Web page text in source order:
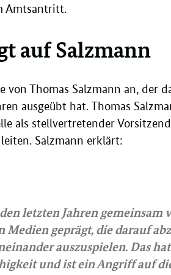
Amtsantritt.
auf Salzmann
von Thomas Salzmann an, der
ausgeübt hat. Thomas
als stellvertretender
Salzmann erklärt:
letzten Jahren
Medien geprägt, die darauf
auszuspielen. Das
und ist ein Angriff auf